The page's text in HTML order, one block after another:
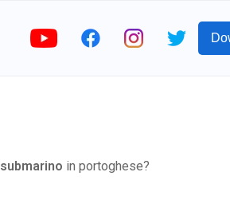
submarino in portoghese?